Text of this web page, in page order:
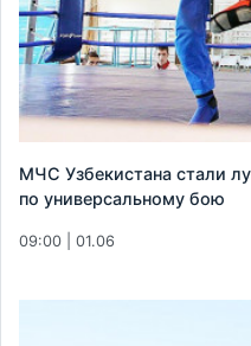
МЧС Узбекистана стали
по универсальному бою
09:00 | 01.06